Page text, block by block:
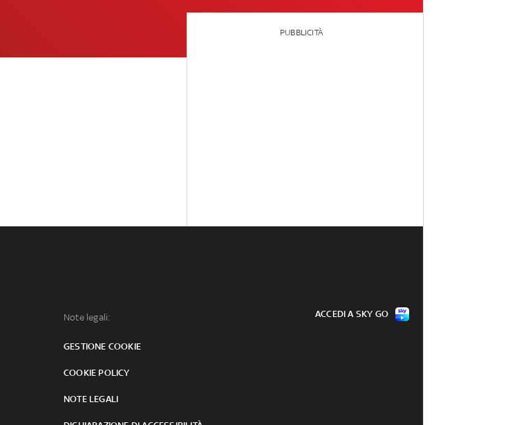
PUBBLICITÀ
Note legali:
GESTIONE COOKIE
COOKIE POLICY
NOTE LEGALI
ACCEDI A SKY GO